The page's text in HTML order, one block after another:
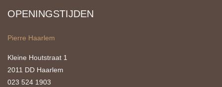
OPENINGSTIJDEN
Pierre Haarlem
Kleine Houtstraat 1
2011 DD Haarlem
023 524 1903